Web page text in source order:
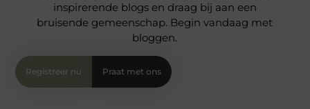
inspirerende blogs en draag bij aan een
bruisende gemeenschap. Begin vandaag met
bloggen.
Registreer nu Praat met ons